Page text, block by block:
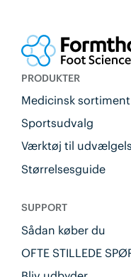
PRODUKTER
Medicinsk sortiment
Sportsudvalg
Værktøj til
Størrelsesguide
SUPPORT
Sådan køber du
OFTE STILLEDE